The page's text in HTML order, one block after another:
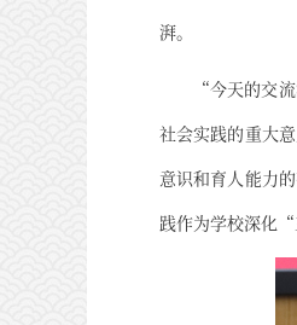
湃。
“今天的交
社会实践的重大
意识和育人能力
践作为学校深化“